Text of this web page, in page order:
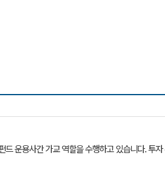
운용사간 가교 역할을 수행하고 있습니다. 투